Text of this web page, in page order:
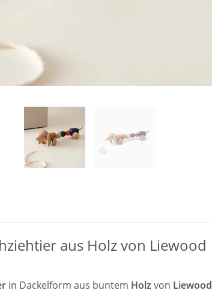
aus Holz von Liewood
in Dackelform aus buntem Holz von Liewood